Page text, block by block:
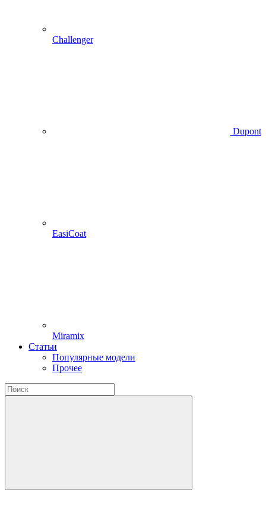
Challenger
Dupont
EasiCoat
Miramix
Статьи
Популярные модели
Прочее